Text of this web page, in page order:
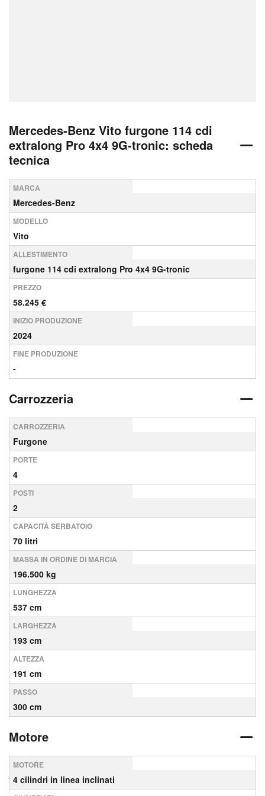
Mercedes-Benz Vito furgone 114 cdi
extralong Pro 4x4 9G-tronic: scheda
tecnica
MARCA
Mercedes-Benz
MODELLO
Vito
ALLESTIMENTO
furgone 114 cdi extralong Pro 4x4 9G-tronic
PREZZO
58.245 €
INIZIO PRODUZIONE
2024
FINE PRODUZIONE
-
Carrozzeria
CARROZZERIA
Furgone
PORTE
4
POSTI
2
CAPACITÀ SERBATOIO
70 litri
MASSA IN ORDINE DI MARCIA
196.500 kg
LUNGHEZZA
537 cm
LARGHEZZA
193 cm
ALTEZZA
191 cm
PASSO
300 cm
Motore
MOTORE
4 cilindri in linea inclinati